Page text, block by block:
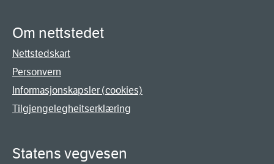
Om nettstedet
Nettstedskart
Personvern
Informasjonskapsler (cookies)
Tilgjengelegheitserklæring
Statens vegvesen